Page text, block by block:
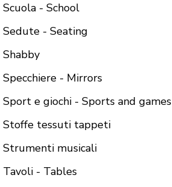
Scuola - School
Sedute - Seating
Shabby
Specchiere - Mirrors
Sport e giochi - Sports and games
Stoffe tessuti tappeti
Strumenti musicali
Tavoli - Tables